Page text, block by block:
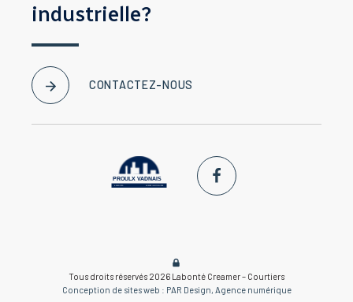
industrielle?
CONTACTEZ-NOUS
PROULX VADNAIS
AGENCE IMMOBILIÈRE
& ASSOCIÉS.
Tous droits réservés 2026 Labonté Creamer – Courtiers
Conception de sites web : PAR Design, Agence numérique